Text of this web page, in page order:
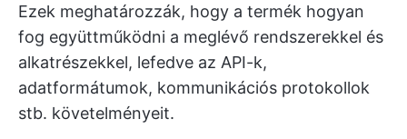
Ezek meghatározzák, hogy a termék hogyan
fog együttműködni a meglévő rendszerekkel és
alkatrészekkel, lefedve az API-k,
adatformátumok, kommunikációs protokollok
stb. követelményeit.